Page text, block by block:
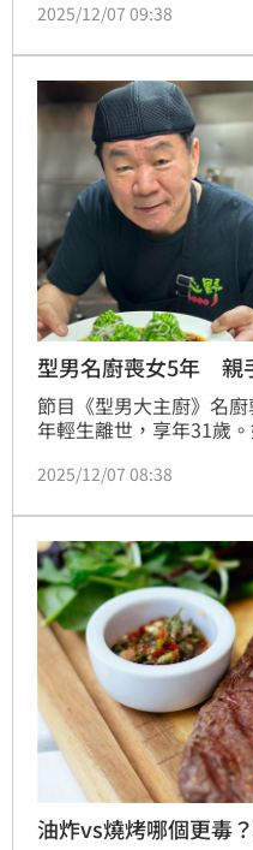
而當事店家則澄清表示，
2025/12/07 09:38
型男名廚喪女5年 親
節目《型男大主廚》名
年輕生離世，享年31歲
拚的回憶，痛心直呼：「
口，我也忍不住哭了。」
2025/12/07 08:38
油炸vs燒烤哪個更毒